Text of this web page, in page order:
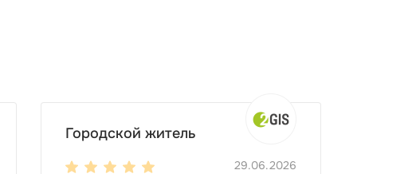
Городской житель
29.06.2026